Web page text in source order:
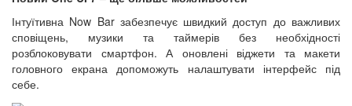
Інтуїтивна Now Bar забезпечує швидкий доступ до важливих
сповіщень, музики та таймерів без необхідності
розблоковувати смартфон. А оновлені віджети та макети
головного екрана допоможуть налаштувати інтерфейс під
себе.